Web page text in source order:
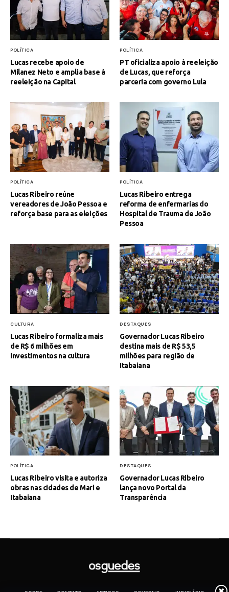
POLÍTICA
Lucas recebe apoio de
Milanez Neto e amplia base à
reeleição na Capital
POLÍTICA
PT oficializa apoio à reeleição
de Lucas, que reforça
parceria com governo Lula
POLÍTICA
Lucas Ribeiro reúne
vereadores de João Pessoa e
reforça base para as eleições
POLÍTICA
Lucas Ribeiro entrega
reforma de enfermarias do
Hospital de Trauma de João
Pessoa
CULTURA
Lucas Ribeiro formaliza mais
de R$ 6 milhões em
investimentos na cultura
DESTAQUES
Governador Lucas Ribeiro
destina mais de R$ 53,5
milhões para região de
Itabaiana
POLÍTICA
Lucas Ribeiro visita e autoriza
obras nas cidades de Mari e
Itabaiana
DESTAQUES
Governador Lucas Ribeiro
lança novo Portal da
Transparência